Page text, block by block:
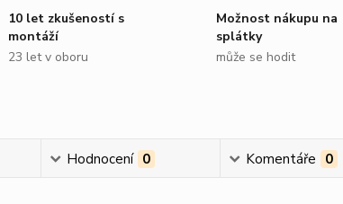
10 let zkušeností s
montáží
23 let v oboru
Možnost nákupu na
splátky
může se hodit
Hodnocení 0 Komentáře 0